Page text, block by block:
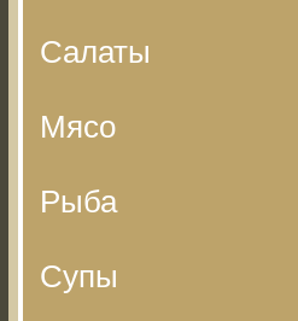
Салаты
Мясо
Рыба
Супы